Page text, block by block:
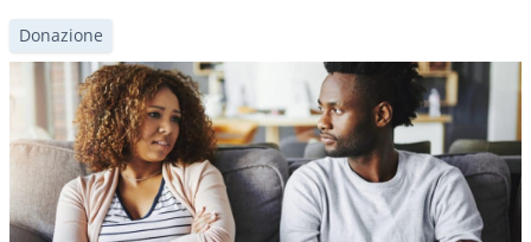
pensano a cosa ne sarà di esso in caso di morte. Questo
può rivelarsi un errore costoso.
Donazione